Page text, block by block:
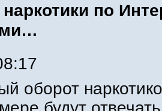
по
оборот